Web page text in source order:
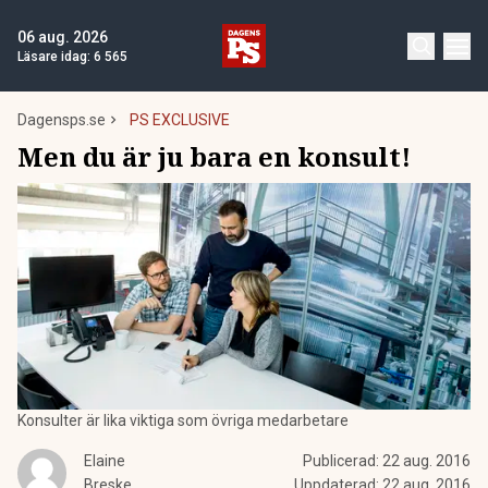
06 aug. 2026
Läsare idag: 6 565
Dagensps.se PS EXCLUSIVE
Men du är ju bara en konsult!
Konsulter är lika viktiga som övriga medarbetare
Elaine
Publicerad: 22 aug. 2016